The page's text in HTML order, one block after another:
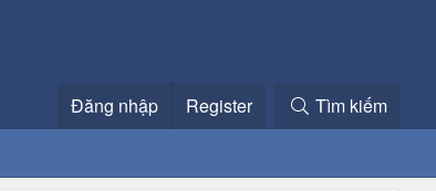
Đăng nhập Register Tìm kiếm